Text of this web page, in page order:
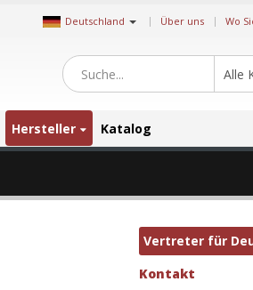
Deutschland | Über uns Wo
Alle
Hersteller Katalog
Vertreter für
Kontakt